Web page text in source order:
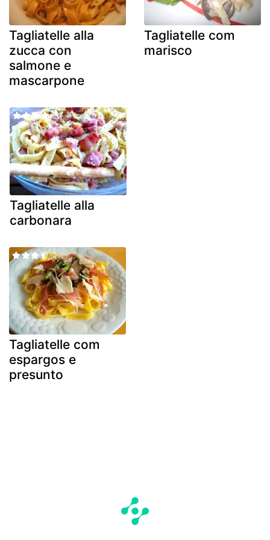
Tagliatelle alla
zucca con
salmone e
mascarpone
Tagliatelle com
marisco
Tagliatelle alla
carbonara
Tagliatelle com
espargos e
presunto